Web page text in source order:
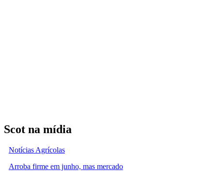
Scot na mídia
Notícias Agrícolas
Arroba firme em junho, mas mercado